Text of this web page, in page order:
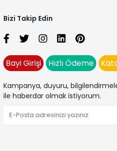
Bizi Takip Edin
Bayi Girişi Hızlı Ödeme
Kampanya, duyuru,
ile haberdar olmak istiyorum.